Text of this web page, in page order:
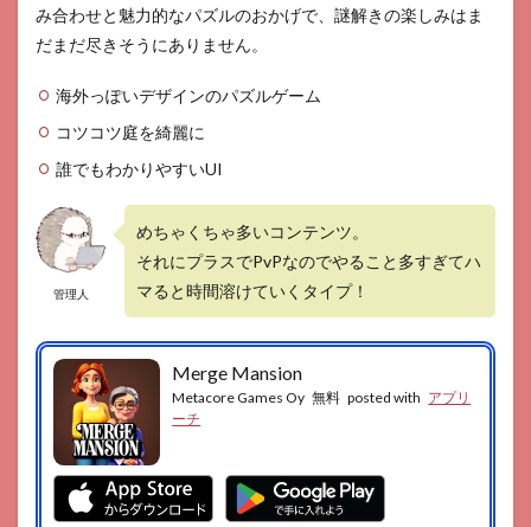
4
まと
4.1
GOOD
ト
4.2
BAD
ポイ
み合わせと魅力的なパズルのおかげで、謎解きの楽しみはま
だまだ尽きそうにありません。
海外っぽいデザインのパズルゲーム
コツコツ庭を綺麗に
誰でもわかりやすいUI
管理人
めちゃくちゃ多いコンテンツ。
それにプラスでPvPなのでやること多すぎてハ
マると時間溶けていくタイプ！
Merge Mansion
Metacore Games Oy 無料 posted with アプリ
ーチ